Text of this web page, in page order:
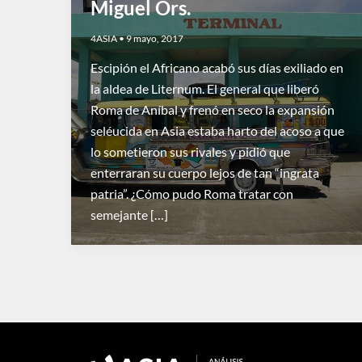
Miguel Ors.
4ASIA•9 mayo, 2017
Escipión el Africano acabó sus días exiliado en
la aldea de Liternum. El general que liberó
Roma de Aníbal y frenó en seco la expansión
seléucida en Asia estaba harto del acoso a que
lo sometieron sus rivales y pidió que
enterraran su cuerpo lejos de tan “ingrata
patria”. ¿Cómo pudo Roma tratar con
semejante […]